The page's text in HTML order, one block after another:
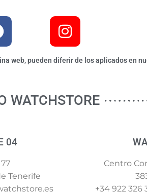
web, pueden diferir de los aplicados en
WATCHSTORE
04
Tenerife
Centro
+34 922